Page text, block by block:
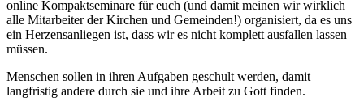
online Kompaktseminare für euch (und damit meinen wir wirklich
alle Mitarbeiter der Kirchen und Gemeinden!) organisiert, da es uns
ein Herzensanliegen ist, dass wir es nicht komplett ausfallen lassen
müssen.
Menschen sollen in ihren Aufgaben geschult werden, damit
langfristig andere durch sie und ihre Arbeit zu Gott finden.